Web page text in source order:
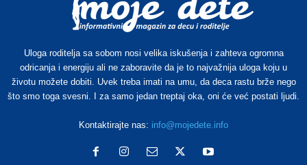
Uloga roditelja sa sobom nosi velika iskušenja i zahteva ogromna
odricanja i energiju ali ne zaboravite da je to najvažnija uloga koju u
životu možete dobiti. Uvek treba imati na umu, da deca rastu brže nego
što smo toga svesni. I za samo jedan treptaj oka, oni će već postati ljudi.
Kontaktirajte nas: info@mojedete.info